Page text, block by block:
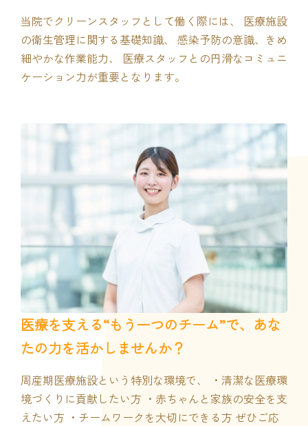
当院でクリーンスタッフとして働く際には、 医療施設
の衛生管理に関する基礎知識、 感染予防の意識、きめ
細やかな作業能力、 医療スタッフとの円滑なコミュニ
ケーション力が重要となります。
医療を支える“もう一つのチーム”で、あな
たの力を活かしませんか？
周産期医療施設という特別な環境で、 ・清潔な医療環
境づくりに貢献したい方 ・赤ちゃんと家族の安全を支
えたい方 ・チームワークを大切にできる方 ぜひご応